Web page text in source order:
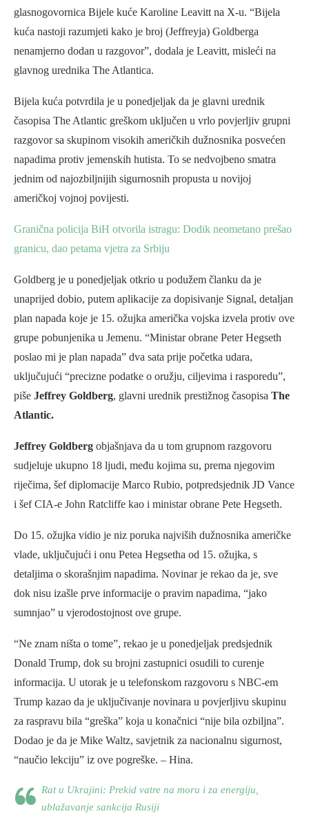
glasnogovornica Bijele kuće Karoline Leavitt na X-u. “Bijela
kuća nastoji razumjeti kako je broj (Jeffreyja) Goldberga
nenamjerno dodan u razgovor”, dodala je Leavitt, misleći na
glavnog urednika The Atlantica.
Bijela kuća potvrdila je u ponedjeljak da je glavni urednik
časopisa The Atlantic greškom uključen u vrlo povjerljiv grupni
razgovor sa skupinom visokih američkih dužnosnika posvećen
napadima protiv jemenskih hutista. To se nedvojbeno smatra
jednim od najozbiljnijih sigurnosnih propusta u novijoj
američkoj vojnoj povijesti.
Granična policija BiH otvorila istragu: Dodik neometano prešao
granicu, dao petama vjetra za Srbiju
Goldberg je u ponedjeljak otkrio u podužem članku da je
unaprijed dobio, putem aplikacije za dopisivanje Signal, detaljan
plan napada koje je 15. ožujka američka vojska izvela protiv ove
grupe pobunjenika u Jemenu. “Ministar obrane Peter Hegseth
poslao mi je plan napada” dva sata prije početka udara,
uključujući “precizne podatke o oružju, ciljevima i rasporedu”,
piše Jeffrey Goldberg, glavni urednik prestižnog časopisa The
Atlantic.
Jeffrey Goldberg objašnjava da u tom grupnom razgovoru
sudjeluje ukupno 18 ljudi, među kojima su, prema njegovim
riječima, šef diplomacije Marco Rubio, potpredsjednik JD Vance
i šef CIA-e John Ratcliffe kao i ministar obrane Pete Hegseth.
Do 15. ožujka vidio je niz poruka najviših dužnosnika američke
vlade, uključujući i onu Petea Hegsetha od 15. ožujka, s
detaljima o skorašnjim napadima. Novinar je rekao da je, sve
dok nisu izašle prve informacije o pravim napadima, “jako
sumnjao” u vjerodostojnost ove grupe.
“Ne znam ništa o tome”, rekao je u ponedjeljak predsjednik
Donald Trump, dok su brojni zastupnici osudili to curenje
informacija. U utorak je u telefonskom razgovoru s NBC-em
Trump kazao da je uključivanje novinara u povjerljivu skupinu
za raspravu bila “greška” koja u konačnici “nije bila ozbiljna”.
Dodao je da je Mike Waltz, savjetnik za nacionalnu sigurnost,
“naučio lekciju” iz ove pogreške. – Hina.
Rat u Ukrajini: Prekid vatre na moru i za energiju,
ublažavanje sankcija Rusiji